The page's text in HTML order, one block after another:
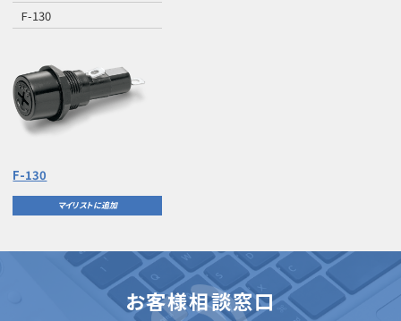
F-130
F-130
マイリストに追加
お客様相談窓口